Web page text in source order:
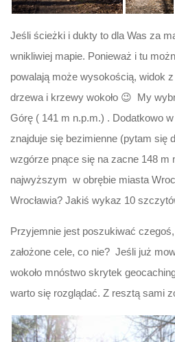
Jeśli ścieżki i dukty to dla Was za
wnikliwiej mapie. Ponieważ i tu
powalają może wysokością, widok z
drzewa i krzewy wokoło 😉 My
Górę ( 141 m n.p.m.) . Dodatkowo
znajduje się bezimienne (pytam się
wzgórze pnące się na zacne 148 m
najwyższym w obrębie miasta
Wrocławia? Jakiś wykaz 10
Przyjemnie jest poszukiwać
założone cele, co nie? Jeśli już
wokoło mnóstwo skrytek
warto się rozglądać. Z resztą sami